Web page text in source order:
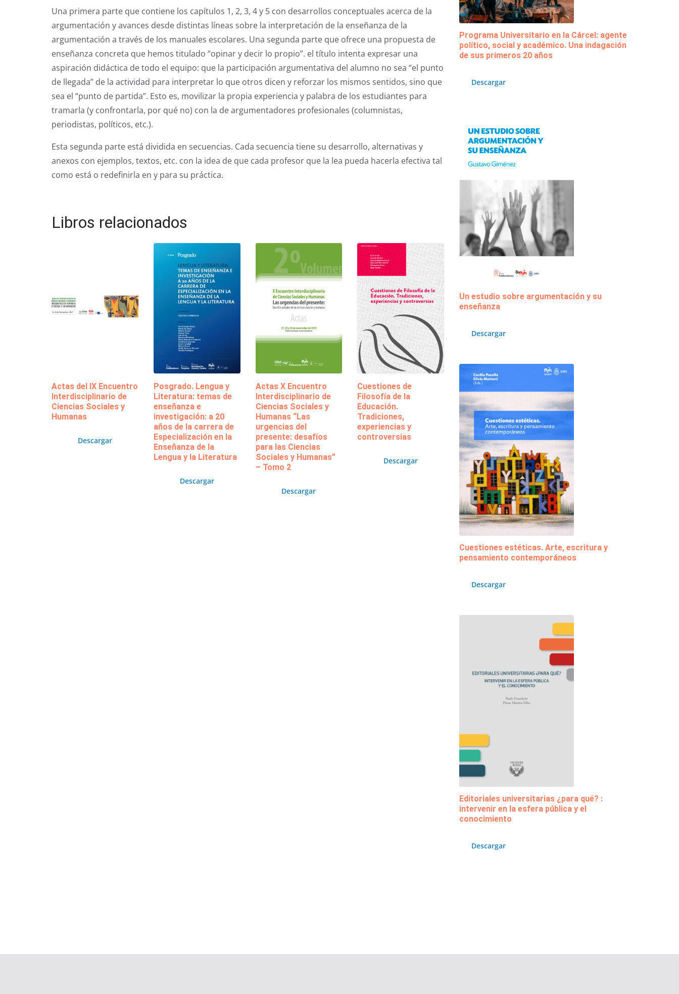
Una primera parte que contiene los capítulos 1, 2, 3, 4 y 5 con desarrollos conceptuales acerca de la
argumentación y avances desde distintas líneas sobre la interpretación de la enseñanza de la
argumentación a través de los manuales escolares. Una segunda parte que ofrece una propuesta de
enseñanza concreta que hemos titulado “opinar y decir lo propio”. el título intenta expresar una
aspiración didáctica de todo el equipo: que la participación argumentativa del alumno no sea “el punto
de llegada” de la actividad para interpretar lo que otros dicen y reforzar los mismos sentidos, sino que
sea el “punto de partida”. Esto es, movilizar la propia experiencia y palabra de los estudiantes para
tramarla (y confrontarla, por qué no) con la de argumentadores profesionales (columnistas,
periodistas, políticos, etc.).
Esta segunda parte está dividida en secuencias. Cada secuencia tiene su desarrollo, alternativas y
anexos con ejemplos, textos, etc. con la idea de que cada profesor que la lea pueda hacerla efectiva tal
como está o redefinirla en y para su práctica.
Libros relacionados
Actas del IX Encuentro
Interdisciplinario de
Ciencias Sociales y
Humanas
Descargar
Posgrado. Lengua y
Literatura: temas de
enseñanza e
investigación: a 20
años de la carrera de
Especialización en la
Enseñanza de la
Lengua y la Literatura
Descargar
Actas X Encuentro
Interdisciplinario de
Ciencias Sociales y
Humanas “Las
urgencias del
presente: desafíos
para las Ciencias
Sociales y Humanas”
– Tomo 2
Descargar
Cuestiones de
Filosofía de la
Educación.
Tradiciones,
experiencias y
controversias
Descargar
Programa Universitario en la Cárcel: agente
político, social y académico. Una indagación
de sus primeros 20 años
Descargar
Un estudio sobre argumentación y su
enseñanza
Descargar
Cuestiones estéticas. Arte, escritura y
pensamiento contemporáneos
Descargar
Editoriales universitarias ¿para qué? :
intervenir en la esfera pública y el
conocimiento
Descargar